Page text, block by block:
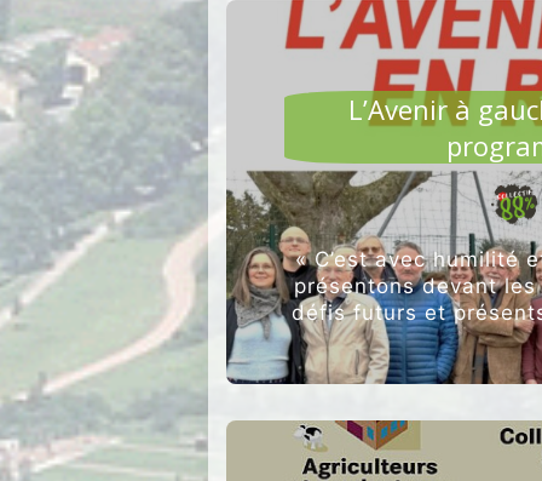
L’Avenir à
« C’est avec humilité
présentons devant les
défis futurs et